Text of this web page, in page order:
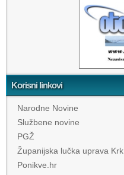
Korisni linkovi
Narodne Novine
Službene novine
PGŽ
Županijska lučka uprava Krk
Ponikve.hr